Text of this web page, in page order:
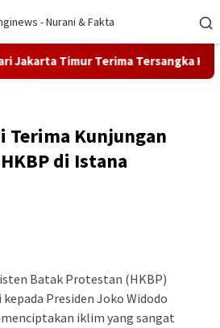
Timur Terima Tersangka Kasus
Terima Kunjungan
di Istana
Batak Protestan (HKBP)
Presiden Joko Widodo
iklim yang sangat